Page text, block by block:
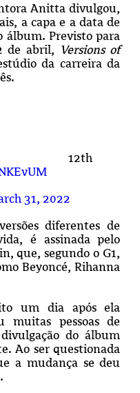
Anitta divulgou,
a capa e a data de
álbum. Previsto para
de abril, Versions of
da carreira da
31, 2022
diferentes de
é assinada pelo
que, segundo o G1,
Beyoncé, Rihanna
um dia após ela
muitas pessoas de
do álbum
Ao ser questionada
a mudança se deu